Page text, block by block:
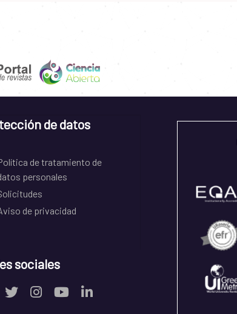
de datos
de tratamiento de
personales
de privacidad
sociales